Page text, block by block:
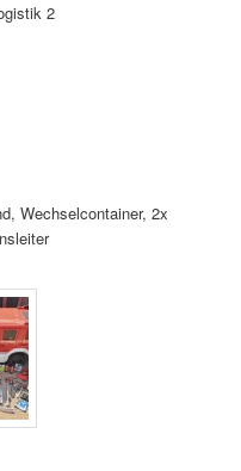
2
Wechselcontainer, 2x